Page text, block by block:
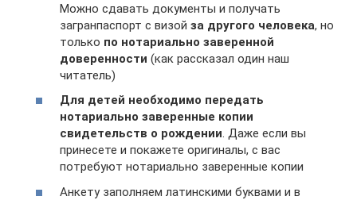
Можно сдавать документы и получать
загранпаспорт с визой за другого человека, но
только по нотариально заверенной
доверенности (как рассказал один наш
читатель)
Для детей необходимо передать
нотариально заверенные копии
свидетельств о рождении. Даже если вы
принесете и покажете оригиналы, с вас
потребуют нотариально заверенные копии
Анкету заполняем латинскими буквами и в